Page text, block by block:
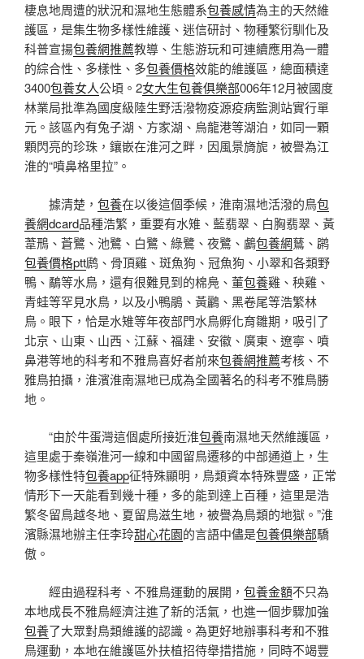
棲息地周遭的狀況和濕地生態體系包養感情為主的天然維
護區，是集生物多樣性維護、迷信研討、物種繁衍馴化及
科普宣揚包養網推薦教導、生態游玩和可連續應用為一體
的綜合性、多樣性、多包養價格效能的維護區，總面積達
3400包養女人公頃。2女大生包養俱樂部006年12月被國度
林業局批準為國度級陸生野活潑物疫源疫病監測站實行單
元。該區內有兔子湖、方家湖、烏龍港等湖泊，如同一顆
顆閃亮的珍珠，鑲嵌在淮河之畔，因風景旖旎，被譽為江
淮的“噴鼻格里拉”。
據清楚， 包養在以後這個季候，淮南濕地活潑的鳥包
養網dcard品種浩繁，重要有水雉、藍翡翠、白胸翡翠、黃
葦鳽、蒼鷺、池鷺、白鷺、綠鷺、夜鷺、鸕包養網鶿、䴙
包養價格ptt䴘、骨頂雞、斑魚狗、冠魚狗、小翠和各類野
鴨、鷸等水鳥，還有很難見到的棉鳧、董包養雞、秧雞、
青蛙等罕見水鳥，以及小鴨鵑、黃鸝、黑卷尾等浩繁林
鳥。眼下，恰是水雉等年夜部門水鳥孵化育雛期，吸引了
北京、山東、山西、江蘇、福建、安徽、廣東、遼寧、噴
鼻港等地的科考和不雅鳥喜好者前來包養網推薦考核、不
雅鳥拍攝，淮濱淮南濕地已成為全國著名的科考不雅鳥勝
地。
“由於牛蛋灣這個處所接近淮包養南濕地天然維護區，
這里處于秦嶺淮河一線和中國留鳥遷移的中部通道上，生
物多樣性特包養app征特殊顯明，鳥類資本特殊豐盛，正常
情形下一天能看到幾十種，多的能到達上百種，這里是浩
繁冬留鳥越冬地、夏留鳥滋生地，被譽為鳥類的地獄。”淮
濱縣濕地辦主任李玲甜心花園的言語中儘是包養俱樂部驕
傲。
經由過程科考、不雅鳥運動的展開， 包養金額不只為
本地成長不雅鳥經濟注進了新的活氣，也進一個步驟加強
包養了大眾對鳥類維護的認識。為更好地辦事科考和不雅
鳥運動，本地在維護區外扶植招待舉措措施，同時不竭豐